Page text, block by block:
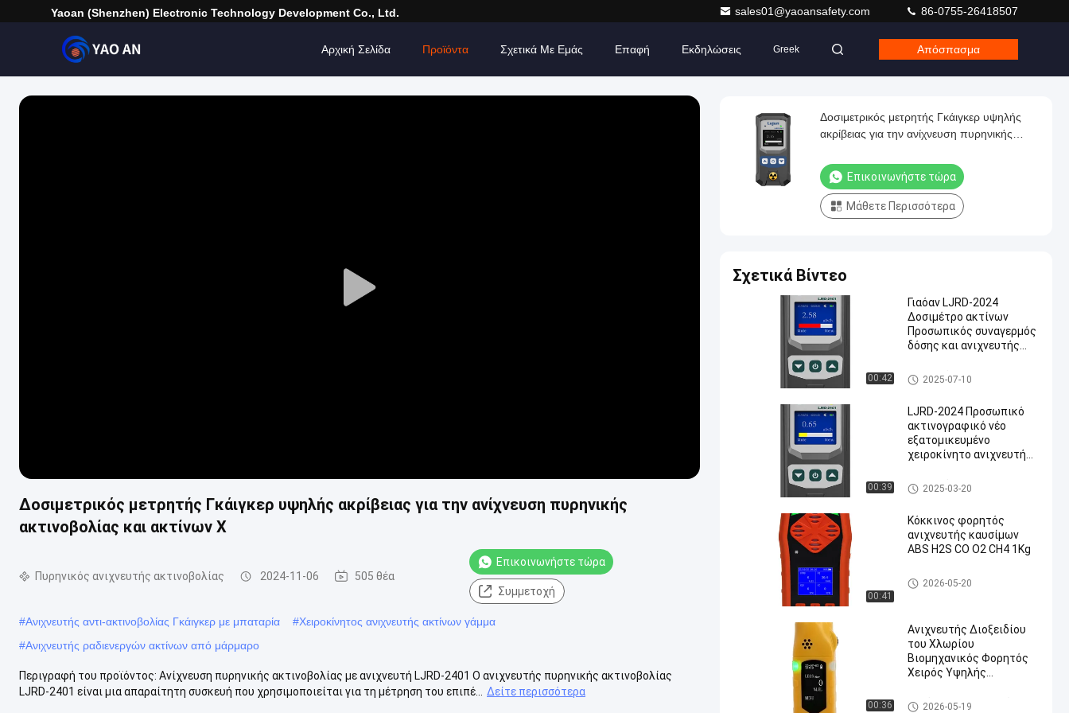
Yaoan (Shenzhen) Electronic Technology Development Co., Ltd. sales01@yaoansafety.com 86-0755-26418507
Αρχική Σελίδα Προϊόντα Σχετικά Με Εμάς Επαφή Εκδηλώσεις Greek Απόσπασμα
Play
Δοσιμετρικός μετρητής Γκάιγκερ υψηλής ακρίβειας για την ανίχνευση πυρηνικής
ακτινοβολίας και ακτίνων Χ
Πυρηνικός ανιχνευτής ακτινοβολίας 2024-11-06 505 θέα
Επικοινωνήστε τώρα
Συμμετοχή
#Ανιχνευτής αντι-ακτινοβολίας Γκάιγκερ με μπαταρία #Χειροκίνητος ανιχνευτής ακτίνων γάμμα
#Ανιχνευτής ραδιενεργών ακτίνων από μάρμαρο
Περιγραφή του προϊόντος: Ανίχνευση πυρηνικής ακτινοβολίας με ανιχνευτή LJRD-2401 Ο ανιχνευτής πυρηνικής ακτινοβολίας
LJRD-2401 είναι μια απαραίτητη συσκευή που χρησιμοποιείται για τη μέτρηση του επιπέ...
Δείτε περισσότερα
Δοσιμετρικός μετρητής Γκάιγκερ υψηλής
ακρίβειας για την ανίχνευση πυρηνικής
Επικοινωνήστε τώρα
Μάθετε Περισσότερα
Σχετικά Βίντεο
00:42
Γιαόαν LJRD-2024
Δοσιμέτρο ακτίνων
Προσωπικός συναγερμός
δόσης και ανιχνευτής
ανιχνευτές πυρηνικής
ακτινοβολίας
Πυρηνικός ανιχνευτής ακτιν
οβολίας
2025-07-10
00:39
LJRD-2024 Προσωπικό
ακτινογραφικό νέο
εξατομικευμένο
χειροκίνητο ανιχνευτή
Geiger Muller Counter
Πυρηνικός ανιχνευτής ακτιν
οβολίας
2025-03-20
00:41
Κόκκινος φορητός
ανιχνευτής καυσίμων
ABS H2S CO O2 CH4 1Kg
Φορητοί πολλαπλοί ανιχνευτ
ές αερίων
2026-05-20
00:36
Ανιχνευτής Διοξειδίου
του Χλωρίου
Βιομηχανικός Φορητός
Χειρός Υψηλής
Συγκέντρωσης Διαρροής
Μονόχειρες ανιχνευτές αερί
2026-05-19